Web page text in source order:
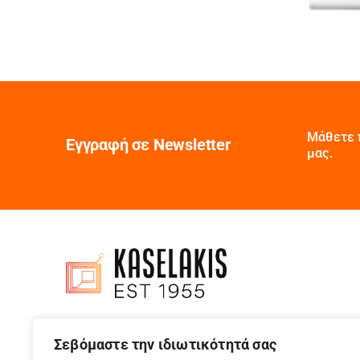
Σεβόμαστε την ιδιωτικότητά σας
Εγγραφή σε Newsletter
Μάθετε
μας.